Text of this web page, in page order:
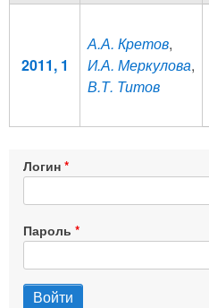
2011, 1
А.А. Кретов,
И.А. Меркулова,
В.Т. Титов
Логин
Пароль